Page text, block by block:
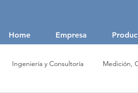
Home Empresa
Ingeniería y Consultoría Medición,